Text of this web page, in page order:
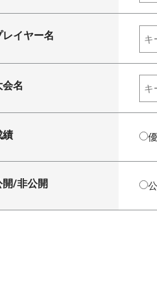
レイヤー名
会名
績
開/非公開